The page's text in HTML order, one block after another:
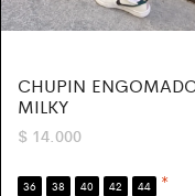
CHUPIN
MILKY
$ 14.000
36 38 40 42 44 *